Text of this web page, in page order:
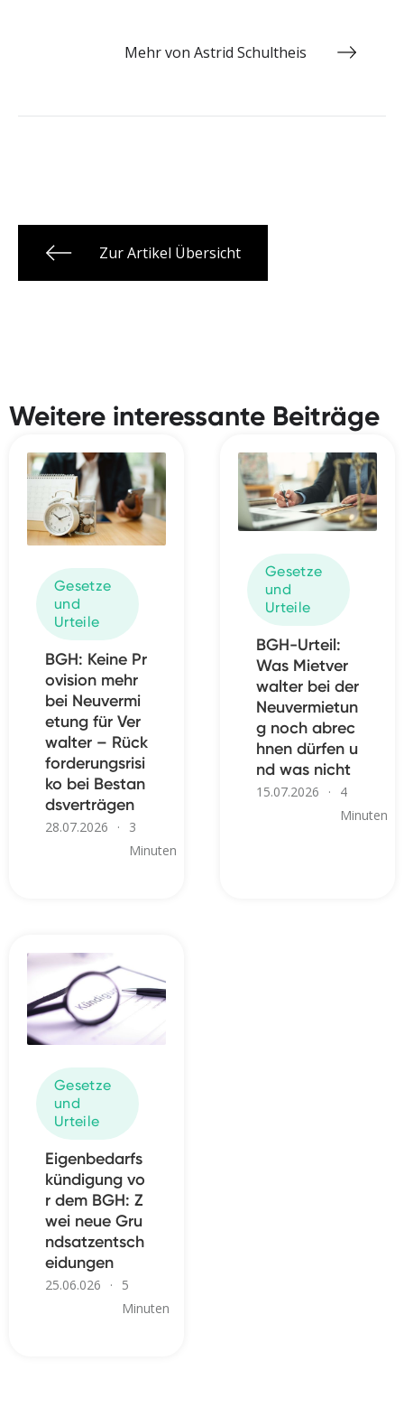
Mehr von Astrid Schultheis
Zur Artikel Übersicht
Weitere interessante Beiträge
Gesetze
und
Urteile
BGH: Keine Pr
ovision mehr
bei Neuvermi
etung für Ver
walter – Rück
forderungsrisi
ko bei Bestan
dsverträgen
28.07.2026 ·
3
Minuten
Gesetze
und
Urteile
BGH-Urteil:
Was Mietver
walter bei der
Neuvermietun
g noch abrec
hnen dürfen u
nd was nicht
15.07.2026 ·
4
Minuten
Gesetze
und
Urteile
Eigenbedarfs
kündigung vo
r dem BGH: Z
wei neue Gru
ndsatzentsch
eidungen
25.06.026 ·
5
Minuten